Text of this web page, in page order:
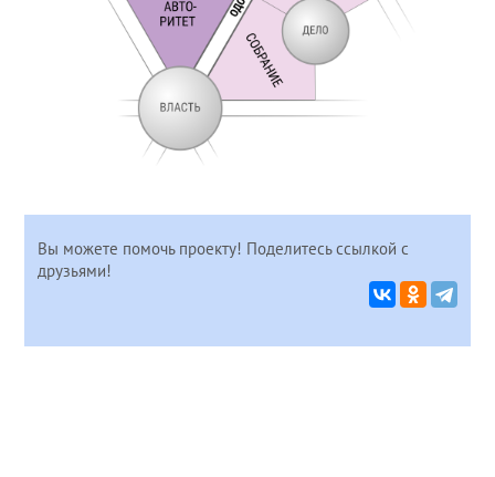
Вы можете помочь проекту! Поделитесь ссылкой с
друзьями!